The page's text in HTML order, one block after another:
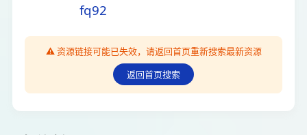
fq92
⚠️ 资源链接可能已失效，请返回首页重新搜索最新资源
返回首页搜索